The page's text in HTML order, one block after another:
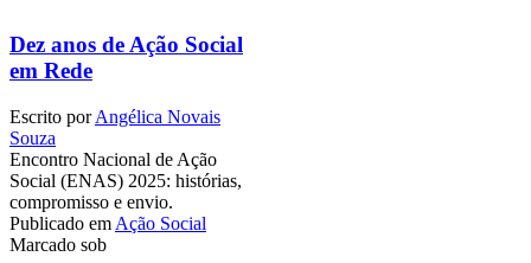
Dez anos de Ação Social
em Rede
Escrito porAngélica Novais
Souza
Encontro Nacional de Ação
Social (ENAS) 2025: histórias,
compromisso e envio.
Publicado em Ação Social
Marcado sob